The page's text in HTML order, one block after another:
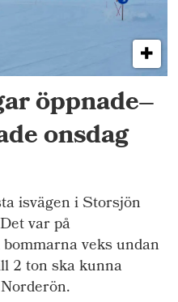
öppnade–
onsdag
isvägen i Storsjön
var på
veks undan
2 ton ska kunna